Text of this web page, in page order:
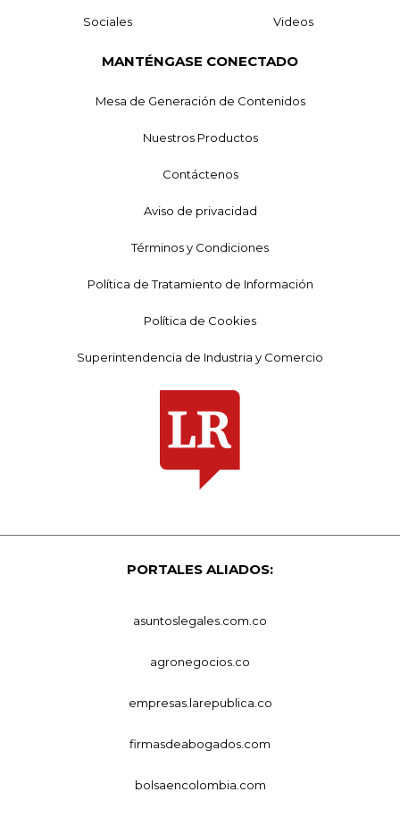
Sociales Videos
MANTÉNGASE CONECTADO
Mesa de Generación de Contenidos
Nuestros Productos
Contáctenos
Aviso de privacidad
Términos y Condiciones
Política de Tratamiento de Información
Política de Cookies
Superintendencia de Industria y Comercio
PORTALES ALIADOS:
asuntoslegales.com.co
agronegocios.co
empresas.larepublica.co
firmasdeabogados.com
bolsaencolombia.com